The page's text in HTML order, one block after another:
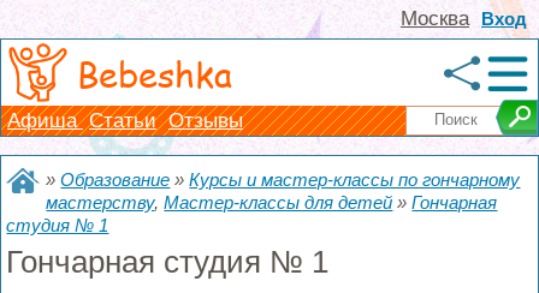
Вход
Москва
Bebeshka
Афиша Статьи Отзывы
»Образование »Курсы и мастер-классы по гончарному
мастерству,Мастер-классы для детей »Гончарная
студия № 1
Гончарная студия № 1